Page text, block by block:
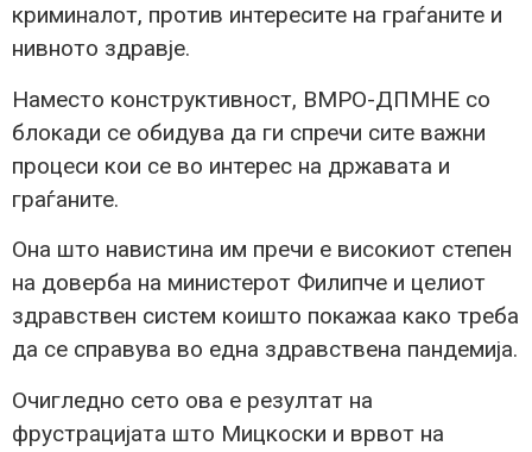
криминалот, против интересите на граѓаните и
нивното здравје.
Наместо конструктивност, ВМРО-ДПМНЕ со
блокади се обидува да ги спречи сите важни
процеси кои се во интерес на државата и
граѓаните.
Она што навистина им пречи е високиот степен
на доверба на министерот Филипче и целиот
здравствен систем коишто покажаа како треба
да се справува во една здравствена пандемија.
Очигледно сето ова е резултат на
фрустрацијата што Мицкоски и врвот на